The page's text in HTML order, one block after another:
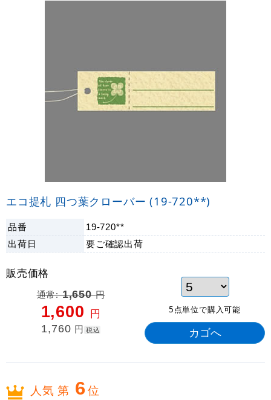
エコ提札 四つ葉クローバー (19-720**)
品番 19-720**
出荷日 要ご確認出荷
販売価格
通常:1,650円
1,600 円
1,760 円 税込
5点単位で購入可能
人気 第 6位